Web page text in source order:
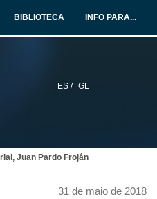
BIBLIOTECA INFO PARA...
ES / GL
Juan Pardo Froján
31 de maio de 2018
31 de maio de 2018